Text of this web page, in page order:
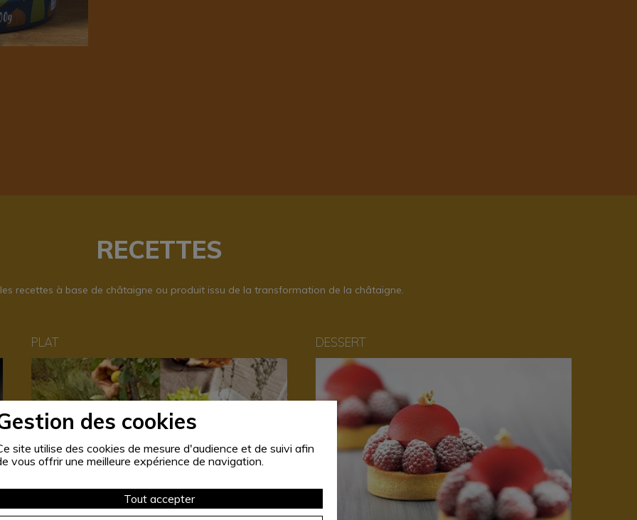
RECETTES
recettes à base de châtaigne ou produit issu de la transformation de la châtaigne.
PLAT DESSERT
des cookies
site utilise des cookies de mesure d'audience et de suivi afin
vous offrir une meilleure expérience de navigation.
Tout accepter